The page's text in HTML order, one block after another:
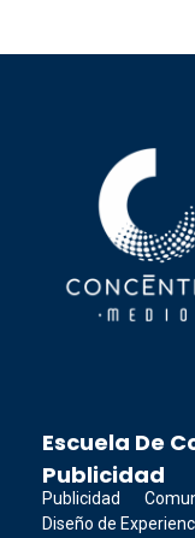
Escuela De
Publicidad
Publicidad
Diseño de